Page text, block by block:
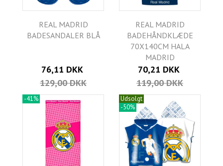
REAL MADRID
BADESANDALER BLÅ
76,11 DKK
129,00 DKK
REAL MADRID
BADEHÅNDKLÆDE
70X140CM HALA
MADRID
70,21 DKK
119,00 DKK
-41%
Udsolgt
-50%